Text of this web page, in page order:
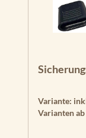
Variante:
Varianten ab